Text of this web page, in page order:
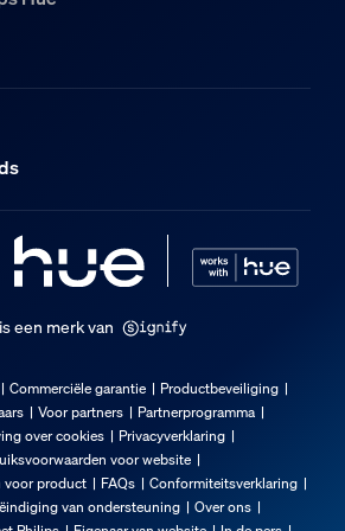
accessoire
en dimmer
lamp
(CRI)
een merk van
Commerciële garantie
Productbeveiliging
Voor partners
Partnerprogramma
over cookies
Privacyverklaring
voor website
voor product
FAQs
Conformiteitsverklaring
van ondersteuning
Over ons